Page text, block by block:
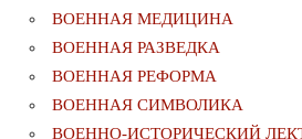
ВОЕННАЯ МЕДИЦИНА
ВОЕННАЯ РАЗВЕДКА
ВОЕННАЯ РЕФОРМА
ВОЕННАЯ СИМВОЛИКА
ВОЕННО-ИСТОРИЧЕСКИЙ